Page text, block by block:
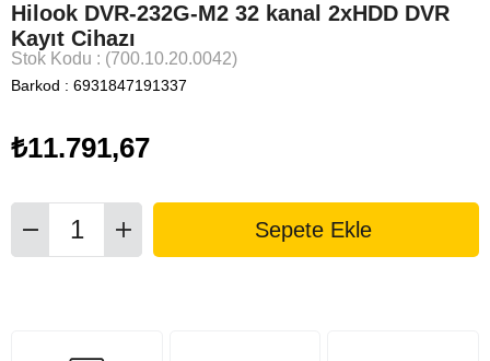
Hilook DVR-232G-M2 32 kanal 2xHDD DVR
Kayıt Cihazı
Stok Kodu (700.10.20.0042)
Barkod : 6931847191337
₺11.791,67